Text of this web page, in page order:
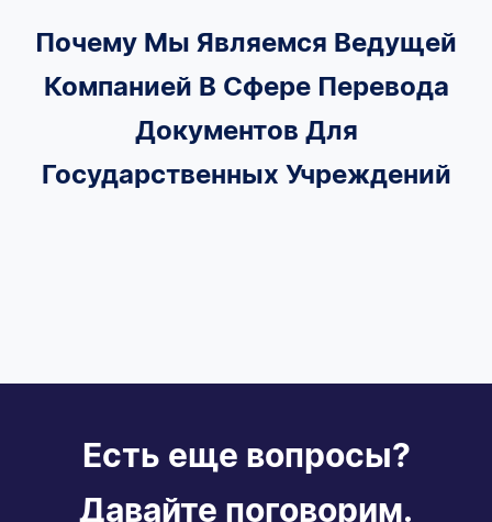
Почему Мы Являемся Ведущей
Компанией В Сфере Перевода
Документов Для
Государственных Учреждений
Есть еще вопросы?
Давайте поговорим.